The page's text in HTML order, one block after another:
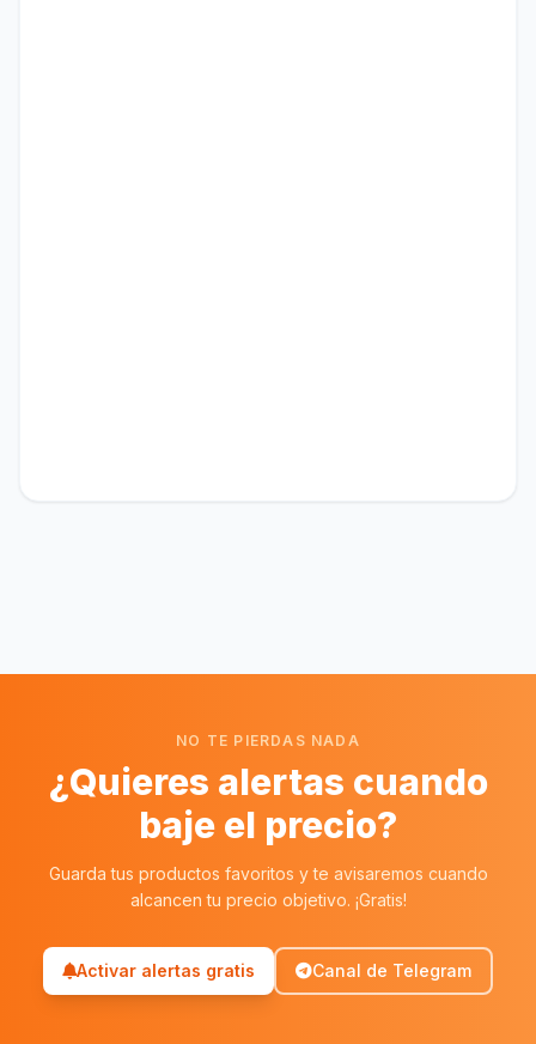
NO TE PIERDAS NADA
¿Quieres alertas cuando
baje el precio?
Guarda tus productos favoritos y te avisaremos cuando
alcancen tu precio objetivo. ¡Gratis!
Activar alertas gratis Canal de Telegram